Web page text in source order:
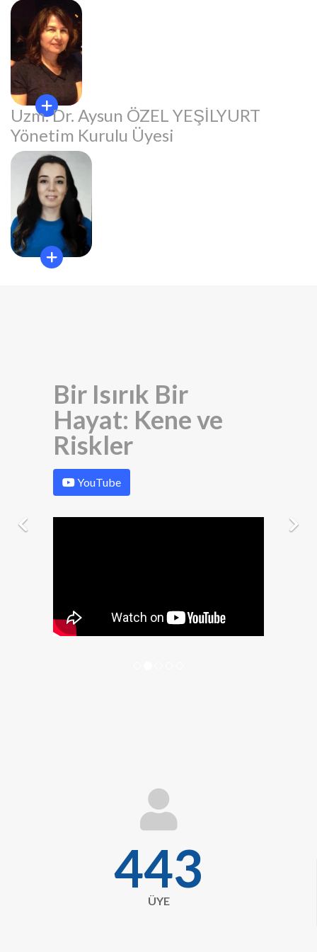
Uzm. Dr. Aysun ÖZEL YEŞİLYURT
Yönetim Kurulu Üyesi
Bir Isırık Bir
Hayat: Kene ve
Riskler
YouTube
user
443
ÜYE